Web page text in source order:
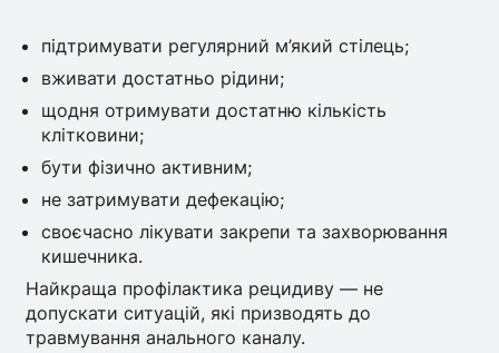
підтримувати регулярний м’який стілець;
вживати достатньо рідини;
щодня отримувати достатню кількість
клітковини;
бути фізично активним;
не затримувати дефекацію;
своєчасно лікувати закрепи та захворювання
кишечника.
Найкраща профілактика рецидиву — не
допускати ситуацій, які призводять до
травмування анального каналу.